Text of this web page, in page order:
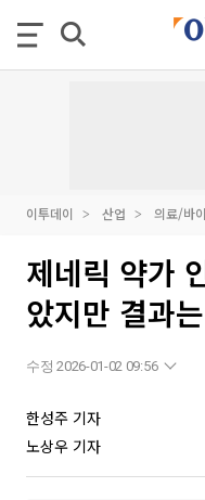
이투데이 산업 의료/바
제네릭 약가
았지만 결과
수정 2026-01-02 09:56
한성주 기자
노상우 기자